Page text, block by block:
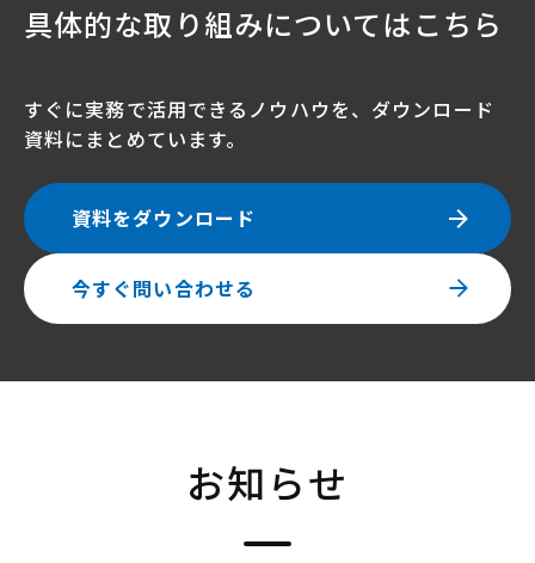
具体的な取り組みについてはこちら
すぐに実務で活用できるノウハウを、ダウンロード
資料にまとめています。
資料をダウンロード
今すぐ問い合わせる
お知らせ